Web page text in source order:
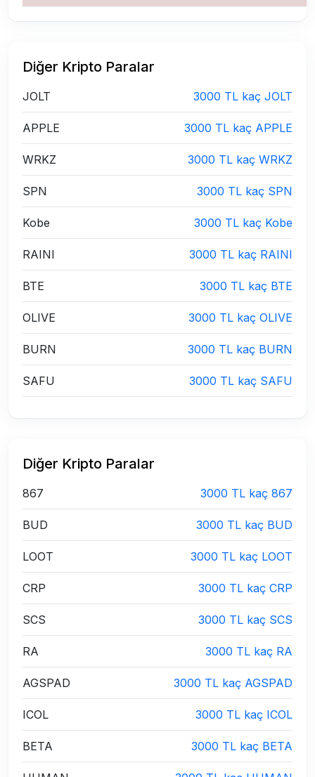
Diğer Kripto Paralar
JOLT 3000 TL kaç JOLT
APPLE 3000 TL kaç APPLE
WRKZ 3000 TL kaç WRKZ
SPN 3000 TL kaç SPN
Kobe 3000 TL kaç Kobe
RAINI 3000 TL kaç RAINI
BTE 3000 TL kaç BTE
OLIVE 3000 TL kaç OLIVE
BURN 3000 TL kaç BURN
SAFU 3000 TL kaç SAFU
Diğer Kripto Paralar
867 3000 TL kaç 867
BUD 3000 TL kaç BUD
LOOT 3000 TL kaç LOOT
CRP 3000 TL kaç CRP
SCS 3000 TL kaç SCS
RA 3000 TL kaç RA
AGSPAD 3000 TL kaç AGSPAD
ICOL 3000 TL kaç ICOL
BETA 3000 TL kaç BETA